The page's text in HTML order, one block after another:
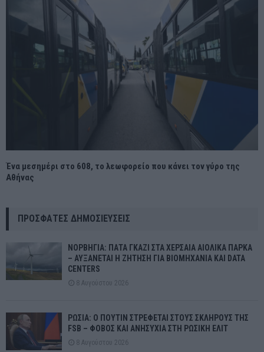
Ένα μεσημέρι στο 608, το λεωφορείο που κάνει τον γύρο της
Αθήνας
ΠΡΌΣΦΑΤΕΣ ΔΗΜΟΣΙΕΎΣΕΙΣ
ΝΟΡΒΗΓΙΑ: ΠΑΤΑ ΓΚΑΖΙ ΣΤΑ ΧΕΡΣΑΙΑ ΑΙΟΛΙΚΑ ΠΑΡΚΑ
– ΑΥΞΑΝΕΤΑΙ Η ΖΗΤΗΣΗ ΓΙΑ ΒΙΟΜΗΧΑΝΙΑ ΚΑΙ DATA
CENTERS
8 Αυγούστου 2026
ΡΩΣΙΑ: Ο ΠΟΥΤΙΝ ΣΤΡΕΦΕΤΑΙ ΣΤΟΥΣ ΣΚΛΗΡΟΥΣ ΤΗΣ
FSB – ΦΟΒΟΣ ΚΑΙ ΑΝΗΣΥΧΙΑ ΣΤΗ ΡΩΣΙΚΗ ΕΛΙΤ
8 Αυγούστου 2026